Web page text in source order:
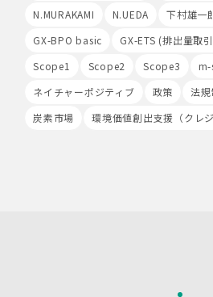
イト訪問履歴を収集、記録、分析し
Google社からその分析結果を受け
録、分析された利用者様の情報には
Google社により同社のプライバシー
管理されます。
ないデータに不可逆変換した上で第
N.MURAKAMI
N.UEDA 下村雄一
GX-BPO basic
GX-ETS (排出量取
Scope1
Scope2 Scope3
ネイチャーポジティブ
政策 法規
炭素市場
環境価値創出支援（クレ